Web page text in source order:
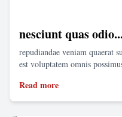
nesciunt quas odio...
repudiandae veniam quaerat
est voluptatem omnis
Read more